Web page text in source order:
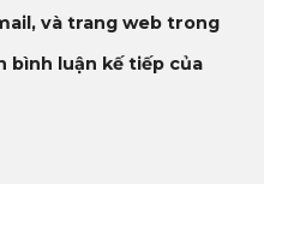
và trang web trong
bình luận kế tiếp của